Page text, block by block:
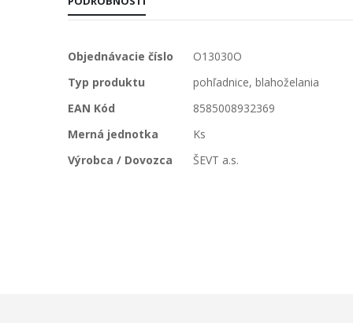
Viac
informácií
Objednávacie číslo
O13030O
Typ produktu
pohľadnice, blahoželania
EAN Kód
8585008932369
Merná jednotka
Ks
Výrobca / Dovozca
ŠEVT a.s.